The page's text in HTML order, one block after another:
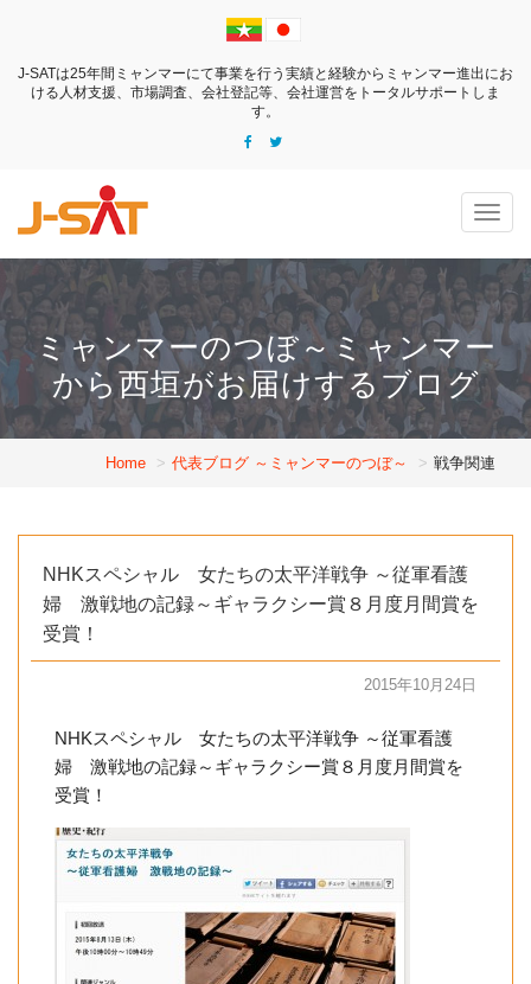
J-SATは25年間ミャンマーにて事業を行う実績と経験からミャンマー進出にお
ける 人材支援、市場調査、会社登記等、会社運営をトータルサポートしま
す。
ミャンマーのつぼ～ミャンマー
から西垣がお届けするブログ
Home 代表ブログ ～ミャンマーのつぼ～ 戦争関連
NHKスペシャル 女たちの太平洋戦争 ～従軍看護
婦 激戦地の記録～ギャラクシー賞８月度月間賞を
受賞！
2015年10月24日
NHKスペシャル 女たちの太平洋戦争 ～従軍看護
婦 激戦地の記録～ギャラクシー賞８月度月間賞を
受賞！